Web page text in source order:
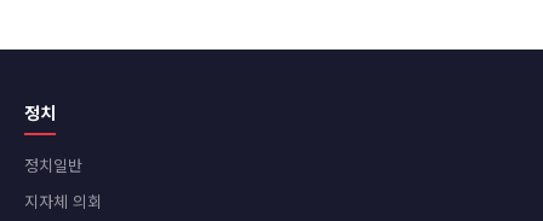
정치
정치일반
지자체 의회